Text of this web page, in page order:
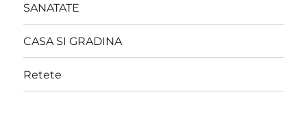
SANATATE
CASA SI GRADINA
Retete